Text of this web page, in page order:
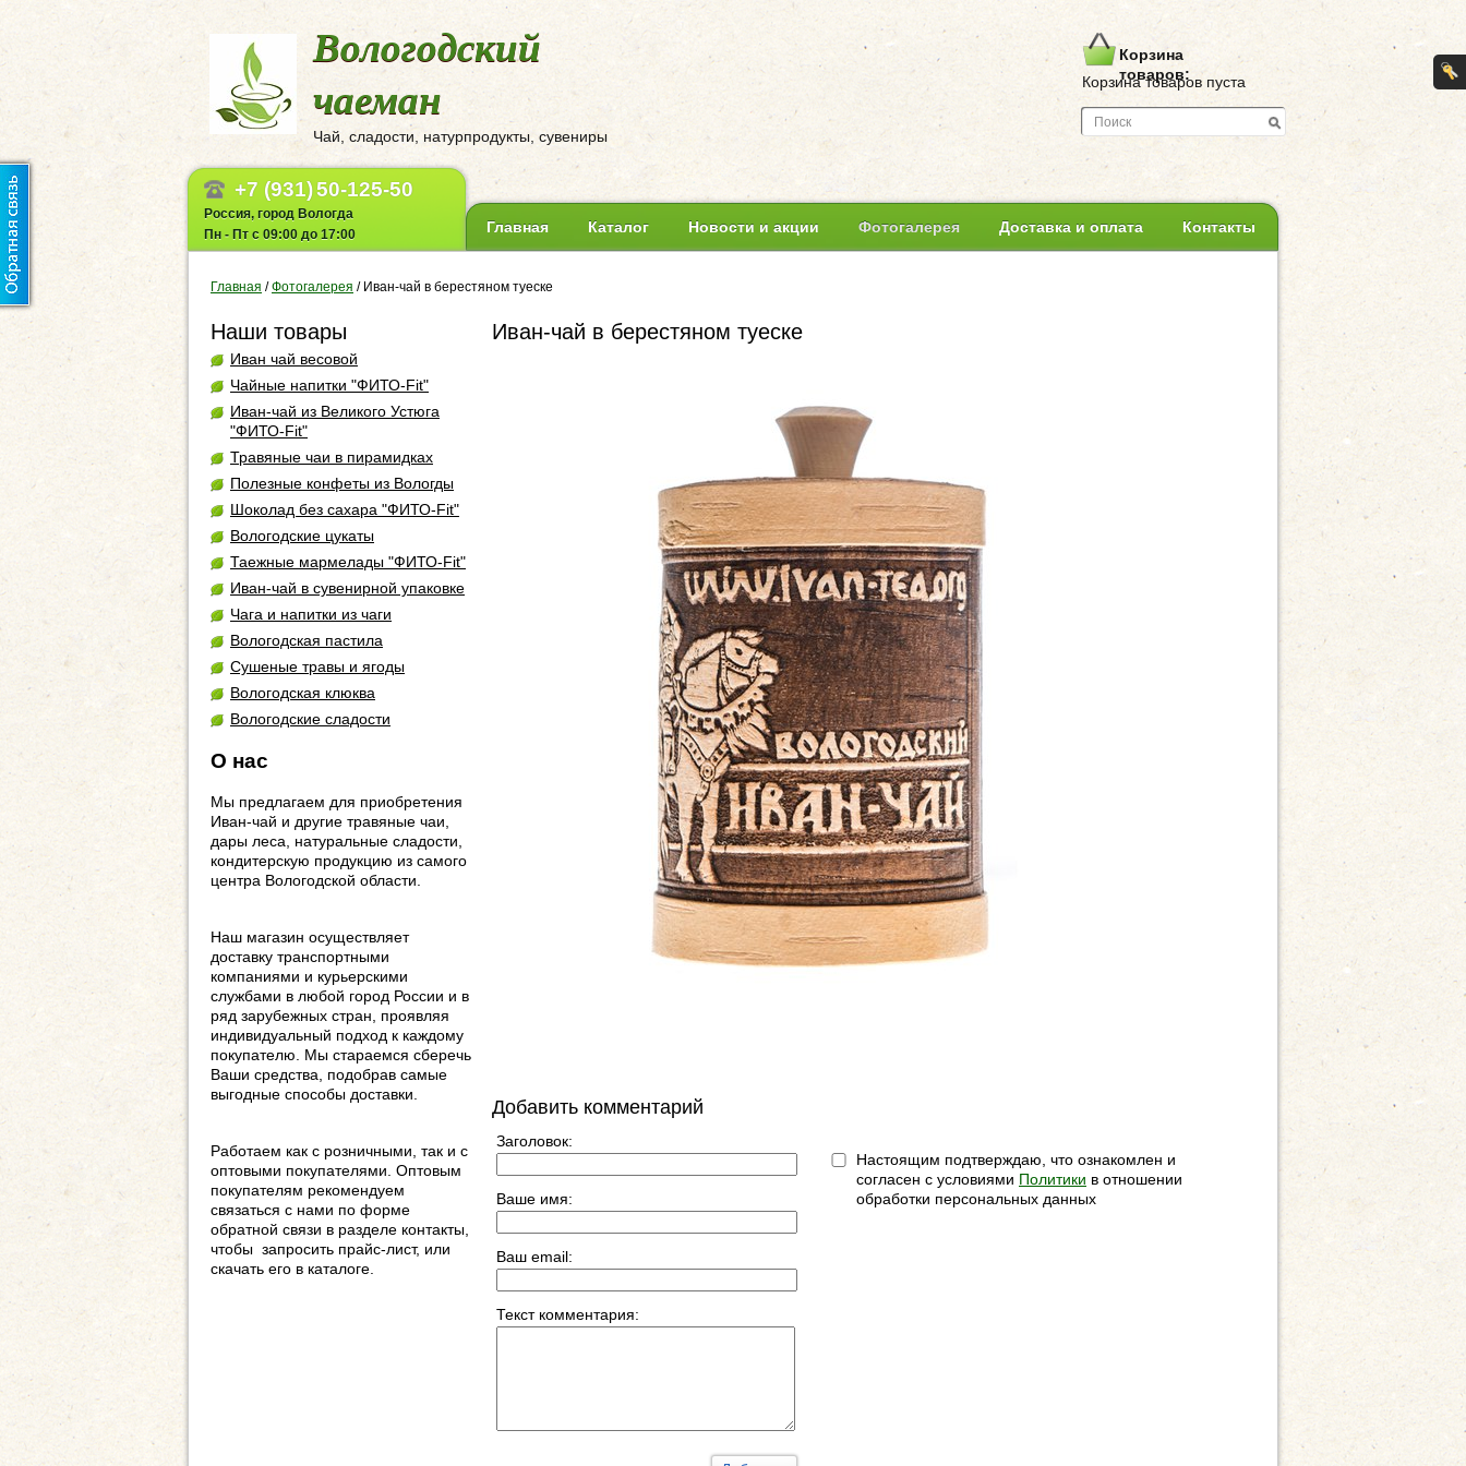
Вологодский
чаеман
Чай, сладости, натурпродукты, сувениры
Корзина
товаров:
Корзина товаров пуста
+7 (931)50-125-50
Россия, город Вологда
Пн - Пт с 09:00 до 17:00
Главная Каталог Новости и акции Фотогалерея Доставка и оплата Контакты
Главная / Фотогалерея / Иван-чай в берестяном туеске
Наши товары
Иван чай весовой
Чайные напитки "ФИТО-Fit"
Иван-чай из Великого Устюга
"ФИТО-Fit"
Травяные чаи в пирамидках
Полезные конфеты из Вологды
Шоколад без сахара "ФИТО-Fit"
Вологодские цукаты
Таежные мармелады "ФИТО-Fit"
Иван-чай в сувенирной упаковке
Чага и напитки из чаги
Вологодская пастила
Сушеные травы и ягоды
Вологодская клюква
Вологодские сладости
О нас
Мы предлагаем для приобретения
Иван-чай и другие травяные чаи,
дары леса, натуральные сладости,
кондитерскую продукцию из самого
центра Вологодской области.
Наш магазин осуществляет
доставку транспортными
компаниями и курьерскими
службами в любой город России и в
ряд зарубежных стран, проявляя
индивидуальный подход к каждому
покупателю. Мы стараемся сберечь
Ваши средства, подобрав самые
выгодные способы доставки.
Работаем как с розничными, так и с
оптовыми покупателями. Оптовым
покупателям рекомендуем
связаться с нами по форме
обратной связи в разделе контакты,
чтобы запросить прайс-лист, или
скачать его в каталоге.
Иван-чай в берестяном туеске
Добавить комментарий
Заголовок:
Ваше имя:
Ваш email:
Текст комментария:
Настоящим подтверждаю, что ознакомлен и
согласен с условиями Политики в отношении
обработки персональных данных